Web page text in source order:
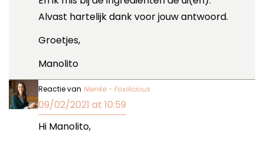
Alvast hartelijk dank voor jouw antwoord.
Groetjes,
Manolito
Reactie van Nienke - Foxilicious
09/02/2021 at 10:59
Hi Manolito,